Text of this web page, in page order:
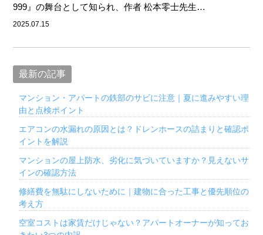
999』の舞台として知られ、作者 松本零士先生…
2025.07.15
最新の記事
マンション・アパートの鉄部のサビに注意｜夏に進みやすい理
由と点検ポイント
エアコンの水漏れの原因とは？ドレンホースの詰まりと確認ポ
イントを解説
マンションの屋上防水、劣化に気づいていますか？見えないサ
インの確認方法
修繕費を無駄にしないために｜建物に合った工事と優先順位の
考え方
空室コストは家賃だけじゃない？アパートオーナーが知ってお